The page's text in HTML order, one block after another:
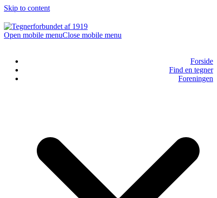
Skip to content
Open mobile menuClose mobile menu
Forside
Find en tegner
Foreningen